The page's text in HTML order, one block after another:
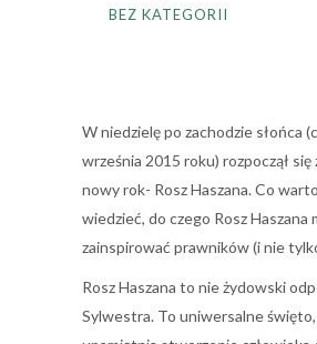
BEZ KATEGORII
W niedzielę po zachodzie słońca
września 2015 roku) rozpoczął
nowy rok- Rosz Haszana. Co
wiedzieć, do czego Rosz Haszana
zainspirować prawników (i nie
Rosz Haszana to nie żydowski
Sylwestra. To uniwersalne